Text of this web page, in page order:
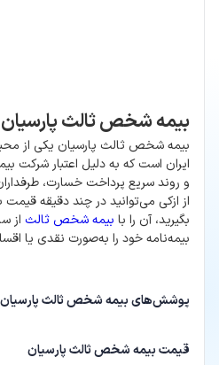
بیمه شخص ثالث پارسیان
بیمه شخص ثالث پارسیان یکی از
ایران است که به دلیل اعتبار شرکت
و روند سریع پرداخت خسارت،
از ازکی می‌توانید در چند دقیقه قیمت
بگیرید، آن را با بیمه شخص ثالث از
بیمه‌نامه خود را به‌صورت نقدی یا
پوشش‌های بیمه شخص ثالث پارسیان
قیمت بیمه شخص ثالث پارسیان